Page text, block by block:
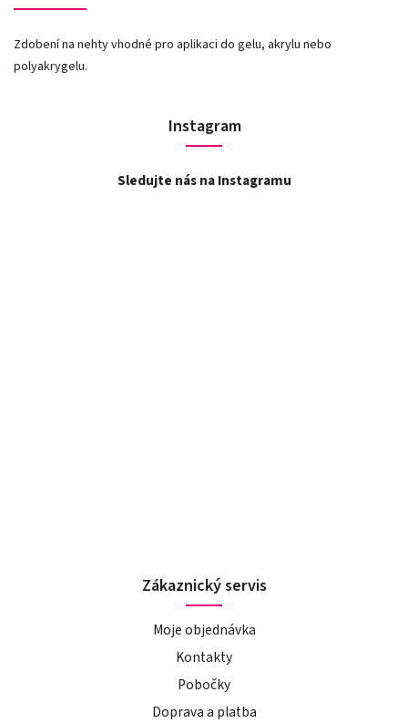
Zdobení na nehty vhodné pro aplikaci do gelu, akrylu nebo
polyakrygelu.
Instagram
Sledujte nás na Instagramu
Zákaznický servis
Moje objednávka
Kontakty
Pobočky
Doprava a platba